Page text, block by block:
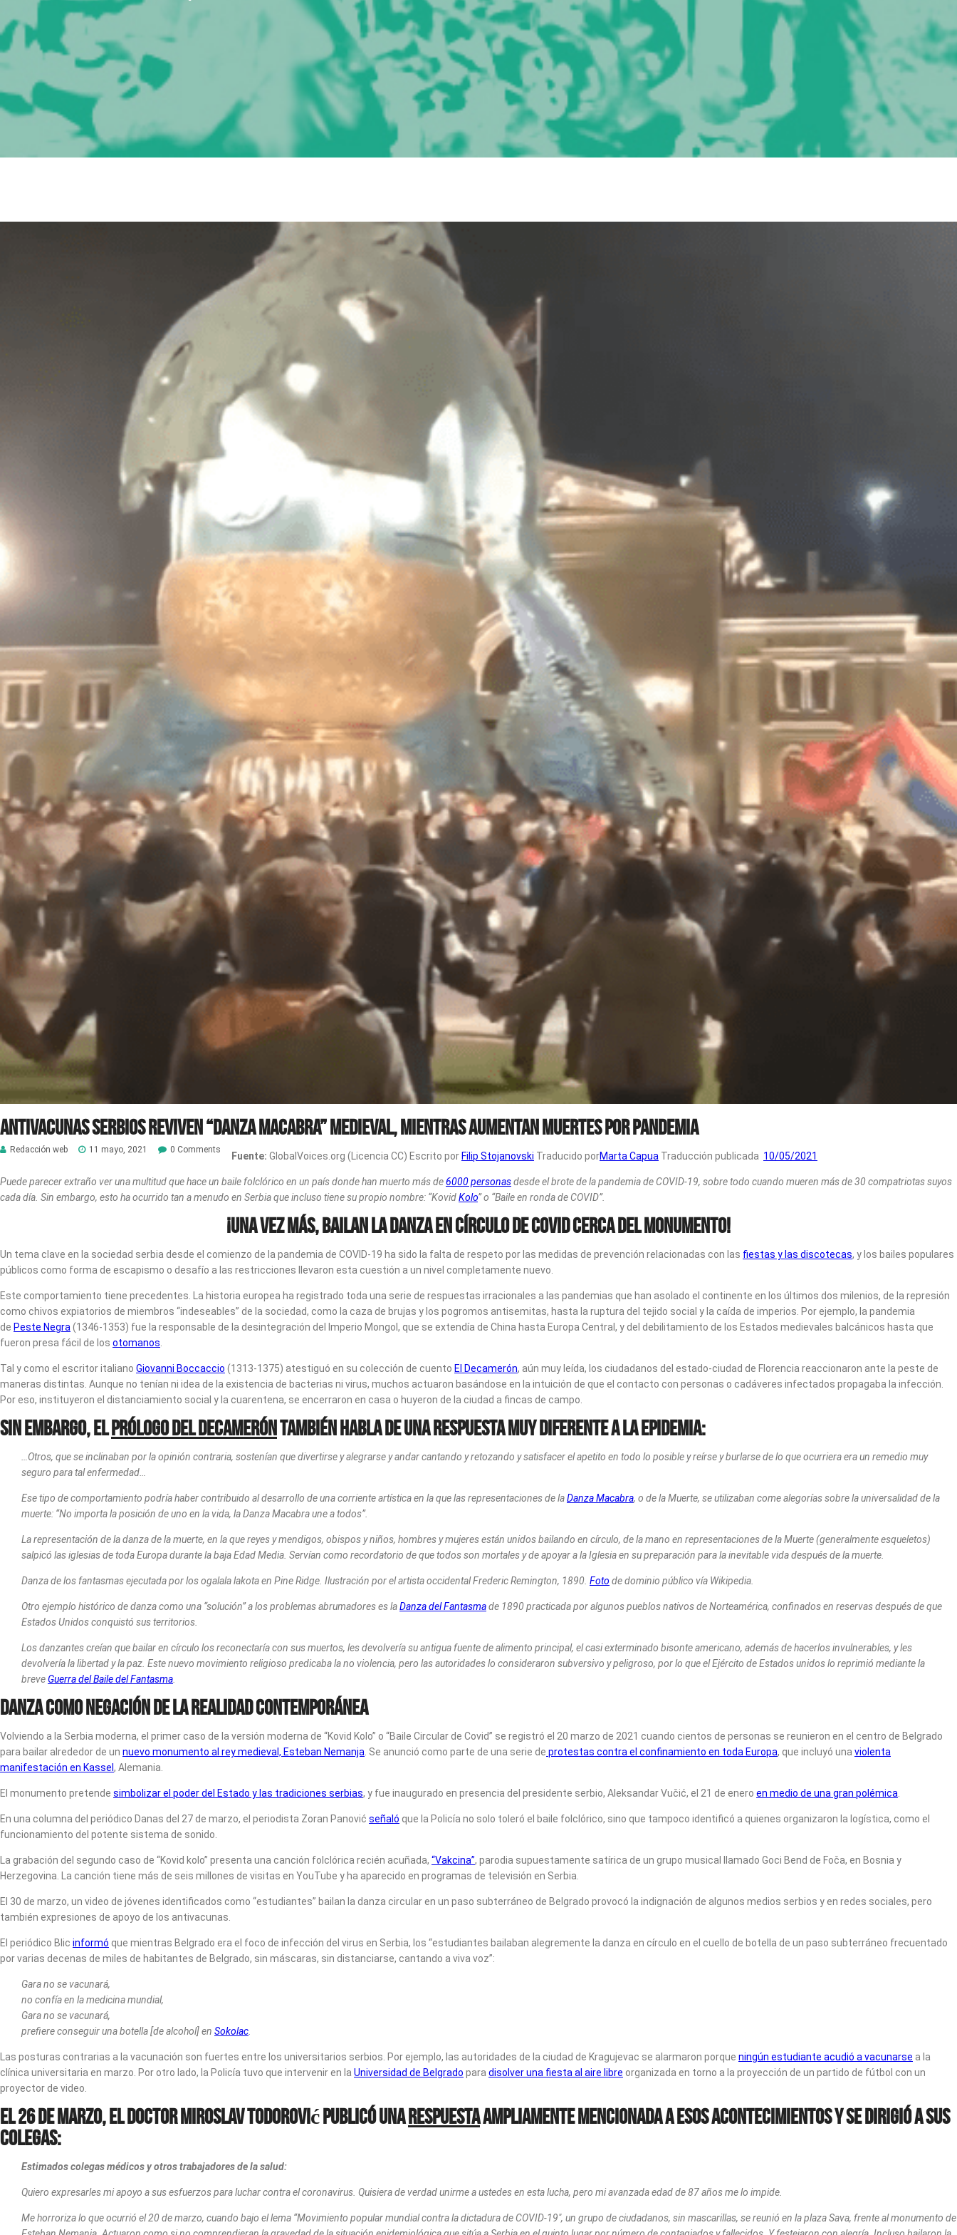
Antivacunas serbios reviven “Danza Macabra” medieval, mientras aumentan muertes por pandemia
Redacción web 11 mayo, 2021 0 Comments
Fuente: GlobalVoices.org (Licencia CC) Escrito por Filip Stojanovski Traducido porMarta Capua Traducción publicada 10/05/2021
Puede parecer extraño ver una multitud que hace un baile folclórico en un país donde han muerto más de6000 personasdesde el brote de la pandemia de COVID-19, sobre todo cuando mueren más de 30 compatriotas suyos
cada día. Sin embargo, esto ha ocurrido tan a menudo en Serbia que incluso tiene su propio nombre: “KovidKolo” o “Baile en ronda de COVID”.
¡Una vez más, bailan la danza en círculo de COVID cerca del monumento!
Un tema clave en la sociedad serbia desde el comienzo de la pandemia de COVID-19 ha sido la falta de respeto por las medidas de prevención relacionadas con las fiestas y las discotecas, y los bailes populares
públicos como forma de escapismo o desafío a las restricciones llevaron esta cuestión a un nivel completamente nuevo.
Este comportamiento tiene precedentes. La historia europea ha registrado toda una serie de respuestas irracionales a las pandemias que han asolado el continente en los últimos dos milenios, de la represión
como chivos expiatorios de miembros “indeseables” de la sociedad, como la caza de brujas y los pogromos antisemitas, hasta la ruptura del tejido social y la caída de imperios. Por ejemplo, la pandemia
de Peste Negra (1346-1353) fue la responsable de la desintegración del Imperio Mongol, que se extendía de China hasta Europa Central, y del debilitamiento de los Estados medievales balcánicos hasta que
fueron presa fácil de los otomanos
Tal y como el escritor italiano Giovanni Boccaccio (1313-1375) atestiguó en su colección de cuento El Decamerón, aún muy leída, los ciudadanos del estado-ciudad de Florencia reaccionaron ante la peste de
maneras distintas. Aunque no tenían ni idea de la existencia de bacterias ni virus, muchos actuaron basándose en la intuición de que el contacto con personas o cadáveres infectados propagaba la infección.
Por eso, instituyeron el distanciamiento social y la cuarentena, se encerraron en casa o huyeron de la ciudad a fincas de campo.
Sin embargo, el prólogo del Decamerón también habla de una respuesta muy diferente a la epidemia:
…Otros, que se inclinaban por la opinión contraria, sostenían que divertirse y alegrarse y andar cantando y retozando y satisfacer el apetito en todo lo posible y reírse y burlarse de lo que ocurriera era un remedio muy
seguro para tal enfermedad…
Ese tipo de comportamiento podría haber contribuido al desarrollo de una corriente artística en la que las representaciones de laDanza Macabra, o de la Muerte, se utilizaban come alegorías sobre la universalidad de la
muerte: “No importa la posición de uno en la vida, la Danza Macabra une a todos”.
La representación de la danza de la muerte, en la que reyes y mendigos, obispos y niños, hombres y mujeres están unidos bailando en círculo, de la mano en representaciones de la Muerte (generalmente esqueletos)
salpicó las iglesias de toda Europa durante la baja Edad Media. Servían como recordatorio de que todos son mortales y de apoyar a la Iglesia en su preparación para la inevitable vida después de la muerte.
Danza de los fantasmas ejecutada por los ogalala lakota en Pine Ridge. Ilustración por el artista occidental Frederic Remington, 1890. Foto de dominio público vía Wikipedia.
Otro ejemplo histórico de danza como una “solución” a los problemas abrumadores es laDanza del Fantasmade 1890 practicada por algunos pueblos nativos de Norteamérica, confinados en reservas después de que
Estados Unidos conquistó sus territorios.
Los danzantes creían que bailar en círculo los reconectaría con sus muertos, les devolvería su antigua fuente de alimento principal, el casi exterminado bisonte americano, además de hacerlos invulnerables, y les
devolvería la libertad y la paz. Este nuevo movimiento religioso predicaba la no violencia, pero las autoridades lo consideraron subversivo y peligroso, por lo que el Ejército de Estados unidos lo reprimió mediante la
breveGuerra del Baile del Fantasma
Danza como negación de la realidad contemporánea
Volviendo a la Serbia moderna, el primer caso de la versión moderna de “Kovid Kolo” o “Baile Circular de Covid” se registró el 20 marzo de 2021 cuando cientos de personas se reunieron en el centro de Belgrado
para bailar alrededor de un nuevo monumento al rey medieval, Esteban Nemanja . Se anunció como parte de una serie de protestas contra el confinamiento en toda Europa, que incluyó una violenta
manifestación en Kassel , Alemania.
El monumento pretende simbolizar el poder del Estado y las tradiciones serbias, y fue inaugurado en presencia del presidente serbio, Aleksandar Vučić, el 21 de enero en medio de una gran polémica
En una columna del periódico Danas del 27 de marzo, el periodista Zoran Panović señaló que la Policía no solo toleró el baile folclórico, sino que tampoco identificó a quienes organizaron la logística, como el
funcionamiento del potente sistema de sonido.
La grabación del segundo caso de “Kovid kolo” presenta una canción folclórica recién acuñada, “Vakcina”, parodia supuestamente satírica de un grupo musical llamado Goci Bend de Foča, en Bosnia y
Herzegovina. La canción tiene más de seis millones de visitas en YouTube y ha aparecido en programas de televisión en Serbia.
El 30 de marzo, un video de jóvenes identificados como “estudiantes” bailan la danza circular en un paso subterráneo de Belgrado provocó la indignación de algunos medios serbios y en redes sociales, pero
también expresiones de apoyo de los antivacunas.
El periódico Blic informó que mientras Belgrado era el foco de infección del virus en Serbia, los “estudiantes bailaban alegremente la danza en círculo en el cuello de botella de un paso subterráneo frecuentado
por varias decenas de miles de habitantes de Belgrado, sin máscaras, sin distanciarse, cantando a viva voz”:
Gara no se vacunará,
no confía en la medicina mundial,
Gara no se vacunará,
prefiere conseguir una botella [de alcohol] en Sokolac
Las posturas contrarias a la vacunación son fuertes entre los universitarios serbios. Por ejemplo, las autoridades de la ciudad de Kragujevac se alarmaron porque ningún estudiante acudió a vacunarse a la
clínica universitaria en marzo. Por otro lado, la Policía tuvo que intervenir en la Universidad de Belgrado para disolver una fiesta al aire libre organizada en torno a la proyección de un partido de fútbol con un
proyector de video.
El 26 de marzo, el doctor Miroslav Todorović publicó una respuestaampliamente mencionada a esos acontecimientos y se dirigió a sus
colegas:
Estimados colegas médicos y otros trabajadores de la salud:
Quiero expresarles mi apoyo a sus esfuerzos para luchar contra el coronavirus. Quisiera de verdad unirme a ustedes en esta lucha, pero mi avanzada edad de 87 años me lo impide.
Me horroriza lo que ocurrió el 20 de marzo, cuando bajo el lema “Movimiento popular mundial contra la dictadura de COVID-19″, un grupo de ciudadanos, sin mascarillas, se reunió en la plaza Sava, frente al monumento de